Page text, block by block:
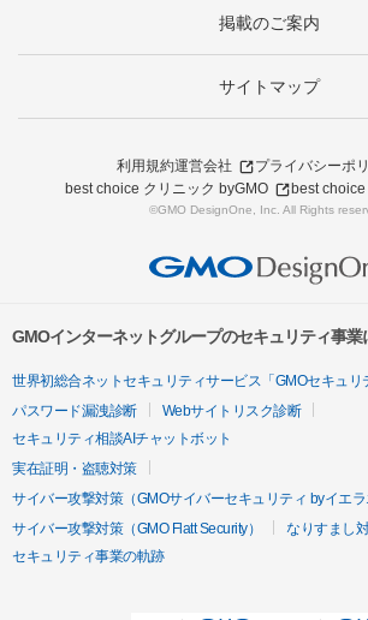
掲載のご案内
サイトマップ
利用規約運営会社
プライバシーポ
best choice クリニック byGMO
best
©GMO DesignOne, Inc. All Rights
GMOインターネットグループのセキュリティ事業
世界初総合ネットセキュリティサービス「GMOセキュリ
パスワード漏洩診断
Webサイトリスク診断
セキュリティ相談AIチャットボット
実在証明・盗聴対策
サイバー攻撃対策（GMOサイバーセキュリティ byイエラ
サイバー攻撃対策（GMO Flatt Security）
なりすまし
セキュリティ事業の軌跡